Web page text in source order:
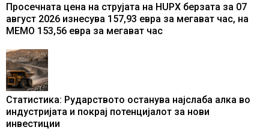
Просечната цена на струјата на HUPX берзата за 07
август 2026 изнесува 157,93 евра за мегават час, на
МЕМО 153,56 евра за мегават час
Статистика: Рударството останува најслаба алка во
индустријата и покрај потенцијалот за нови
инвестиции